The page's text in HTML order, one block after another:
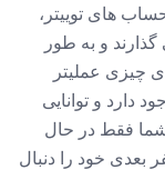
های توییتر،
و به طور
چیزی عملیتر
دارد و توانایی
شما فقط در حال
بعدی خود را دنبال